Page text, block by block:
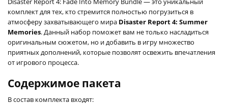
комплект для тех, кто стремится полностью погрузиться в
атмосферу захватывающего мира Disaster Report 4: Summer
Memories. Данный набор поможет вам не только насладиться
оригинальным сюжетом, но и добавить в игру множество
приятных дополнений, которые позволят освежить впечатления
от игрового процесса.
Содержимое пакета
В состав комплекта входят: